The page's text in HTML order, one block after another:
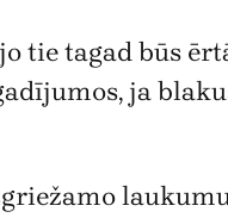
tie tagad būs
ja